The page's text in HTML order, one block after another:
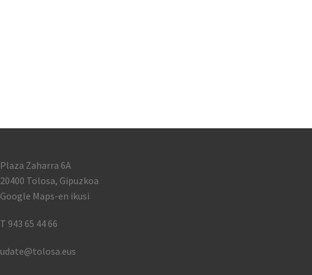
Plaza Zaharra 6A
20400 Tolosa, Gipuzkoa
Google Maps-en ikusi
T 943 65 44 66
udate@tolosa.eus